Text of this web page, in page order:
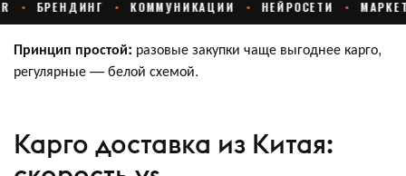
Принцип простой: разовые закупки чаще выгоднее карго,
регулярные — белой схемой.
Карго доставка из Китая: